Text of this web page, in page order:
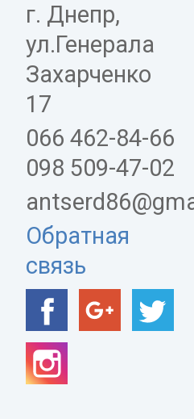
г. Днепр,
ул.Генерала
Захарченко
17
066 462-84-66
098 509-47-02
Обратная
связь